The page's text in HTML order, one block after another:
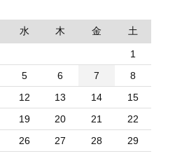
水 木 金 土
1
5 6 7
8
12 13 14
15
19 20 21
22
26 27 28
29